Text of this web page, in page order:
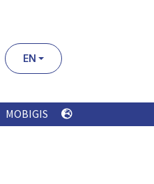
EN
MOBIGIS